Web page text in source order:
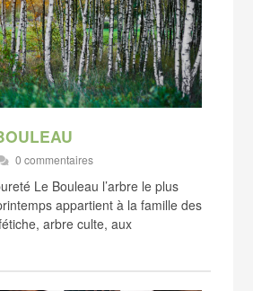
0 commentaires
Le Bouleau l’arbre le plus
appartient à la famille des
arbre culte, aux